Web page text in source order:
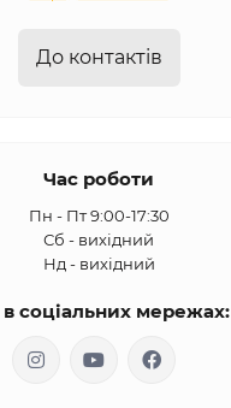
До контактів
Час роботи
Пн - Пт 9:00-17:30
Сб - вихідний
Нд - вихідний
соціальних мережах: